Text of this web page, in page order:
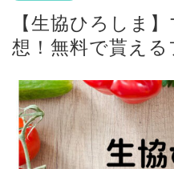
【生協ひろしま
想！無料で貰える